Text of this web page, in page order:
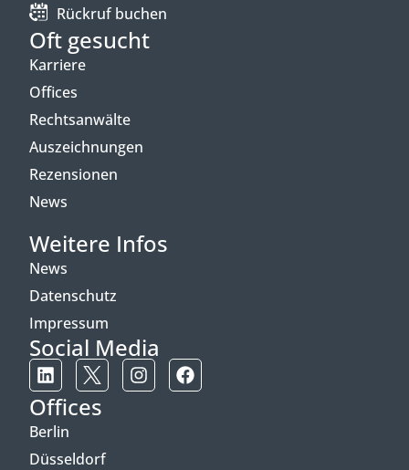
Rückruf buchen
Oft gesucht
Karriere
Offices
Rechtsanwälte
Auszeichnungen
Rezensionen
News
Weitere Infos
News
Datenschutz
Impressum
Social Media
Offices
Berlin
Düsseldorf